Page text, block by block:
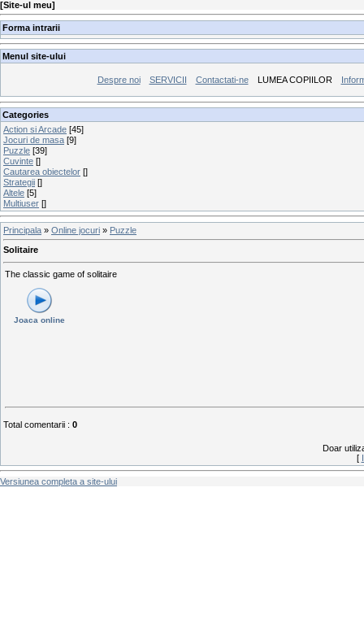
[Site-ul meu]
Forma intrarii
Menul site-ului
Despre noi SERVICII Contactati-ne LUMEA COPIILOR
Categories
Action si Arcade [45]
Jocuri de masa [9]
Puzzle [39]
Cuvinte []
Cautarea obiectelor []
Strategii []
Altele [5]
Multiuser []
Principala » Online jocuri » Puzzle
Solitaire
The classic game of solitaire
Joaca online
Total comentarii : 0
Doar
[
Versiunea completa a site-ului